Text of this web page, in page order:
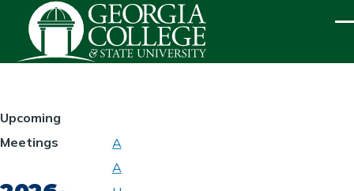
Skip to main content
HOMEPAGE
Upcoming
Meetings
UNIVERSITY
A
A